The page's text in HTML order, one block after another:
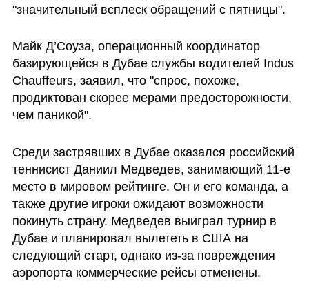
"значительный всплеск обращений с пятницы".
Майк Д’Соуза, операционный координатор
базирующейся в Дубае службы водителей Indus
Chauffeurs, заявил, что "спрос, похоже,
продиктован скорее мерами предосторожности,
чем паникой".
Среди застрявших в Дубае оказался российский
теннисист Даниил Медведев, занимающий 11-е
место в мировом рейтинге. Он и его команда, а
также другие игроки ожидают возможности
покинуть страну. Медведев выиграл турнир в
Дубае и планировал вылететь в США на
следующий старт, однако из-за повреждения
аэропорта коммерческие рейсы отменены.